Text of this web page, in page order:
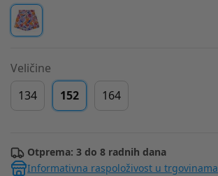
Veličine
134
152 164
Otprema: 3 do 8 radnih dana
Informativna raspoloživost u trgovinama